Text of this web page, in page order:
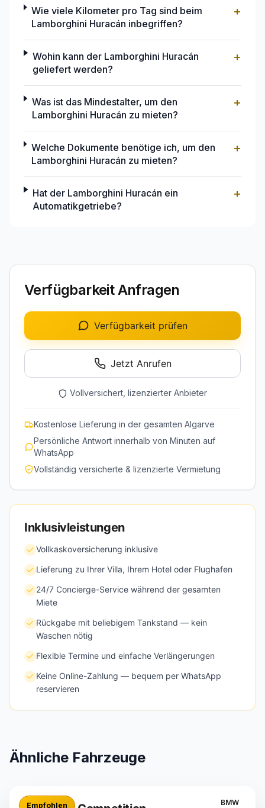
Wie viele Kilometer pro Tag sind beim
Lamborghini Huracán inbegriffen?
+
Wohin kann der Lamborghini Huracán
geliefert werden?
+
Was ist das Mindestalter, um den
Lamborghini Huracán zu mieten?
+
Welche Dokumente benötige ich, um den
Lamborghini Huracán zu mieten?
+
Hat der Lamborghini Huracán ein
Automatikgetriebe?
+
Verfügbarkeit Anfragen
Verfügbarkeit prüfen
Jetzt Anrufen
Vollversichert, lizenzierter Anbieter
Kostenlose Lieferung in der gesamten Algarve
Persönliche Antwort innerhalb von Minuten auf
WhatsApp
Vollständig versicherte & lizenzierte Vermietung
Inklusivleistungen
Vollkaskoversicherung inklusive
Lieferung zu Ihrer Villa, Ihrem Hotel oder Flughafen
24/7 Concierge-Service während der gesamten
Miete
Rückgabe mit beliebigem Tankstand — kein
Waschen nötig
Flexible Termine und einfache Verlängerungen
Keine Online-Zahlung — bequem per WhatsApp
reservieren
Ähnliche Fahrzeuge
Empfohlen BMW